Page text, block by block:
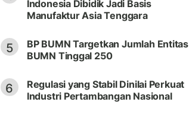
Indonesia Dibidik Jadi Basis
Manufaktur Asia Tenggara
5
BP BUMN Targetkan Jumlah Entitas
BUMN Tinggal 250
6
Regulasi yang Stabil Dinilai Perkuat
Industri Pertambangan Nasional